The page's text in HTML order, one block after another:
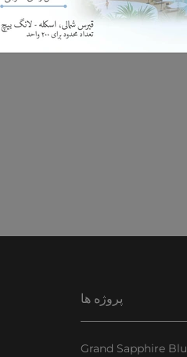
پروژه ها
Grand Sapphire Blu